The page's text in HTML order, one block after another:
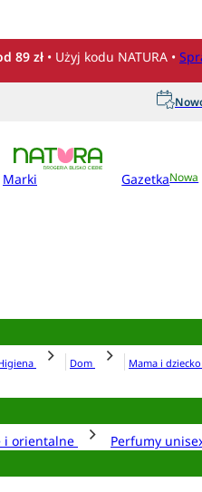
89 zł • Użyj kodu NATURA •
Marki GazetkaNowa
Dom Mama i dziecko
i orientalne Perfumy